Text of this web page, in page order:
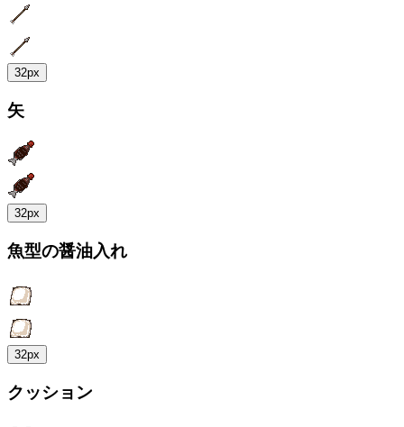
32px
矢
32px
魚型の醤油入れ
32px
クッション